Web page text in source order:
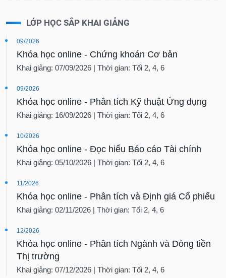
LỚP HỌC SẮP KHAI GIẢNG
09/2026
Khóa học online - Chứng khoán Cơ bản
Khai giảng: 07/09/2026 | Thời gian: Tối 2, 4, 6
09/2026
Khóa học online - Phân tích Kỹ thuật Ứng dụng
Khai giảng: 16/09/2026 | Thời gian: Tối 2, 4, 6
10/2026
Khóa học online - Đọc hiểu Báo cáo Tài chính
Khai giảng: 05/10/2026 | Thời gian: Tối 2, 4, 6
11/2026
Khóa học online - Phân tích và Định giá Cổ phiếu
Khai giảng: 02/11/2026 | Thời gian: Tối 2, 4, 6
12/2026
Khóa học online - Phân tích Ngành và Dòng tiền
Thị trường
Khai giảng: 07/12/2026 | Thời gian: Tối 2, 4, 6